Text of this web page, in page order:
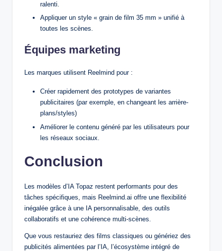
ralenti.
Appliquer un style « grain de film 35 mm » unifié à
toutes les scènes.
Équipes marketing
Les marques utilisent Reelmind pour :
Créer rapidement des prototypes de variantes
publicitaires (par exemple, en changeant les arrière-
plans/styles)
Améliorer le contenu généré par les utilisateurs pour
les réseaux sociaux.
Conclusion
Les modèles d’IA Topaz restent performants pour des
tâches spécifiques, mais Reelmind.ai offre une flexibilité
inégalée grâce à une IA personnalisable, des outils
collaboratifs et une cohérence multi-scènes.
Que vous restauriez des films classiques ou génériez des
publicités alimentées par l’IA, l’écosystème intégré de